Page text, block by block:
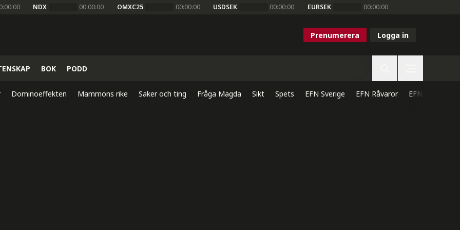
NDX 00:00:00 OMXC25 00:00:00 USDSEK 00:00:00 EURSEK 00:00:00
Prenumerera Logga in
BOK PODD
Dominoeffekten Mammons rike Saker och ting Fråga Magda Sikt Spets EFN Sverige EFN Råvaror EFN Direkt